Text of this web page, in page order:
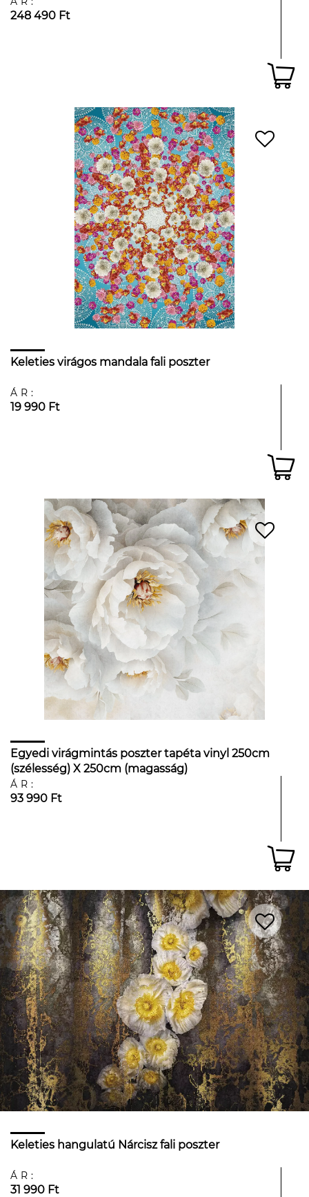
248 490 Ft
Keleties virágos mandala fali poszter
ÁR:
19 990 Ft
Egyedi virágmintás poszter tapéta vinyl 250cm
(szélesség) X 250cm (magasság)
ÁR:
93 990 Ft
Keleties hangulatú Nárcisz fali poszter
ÁR:
31 990 Ft